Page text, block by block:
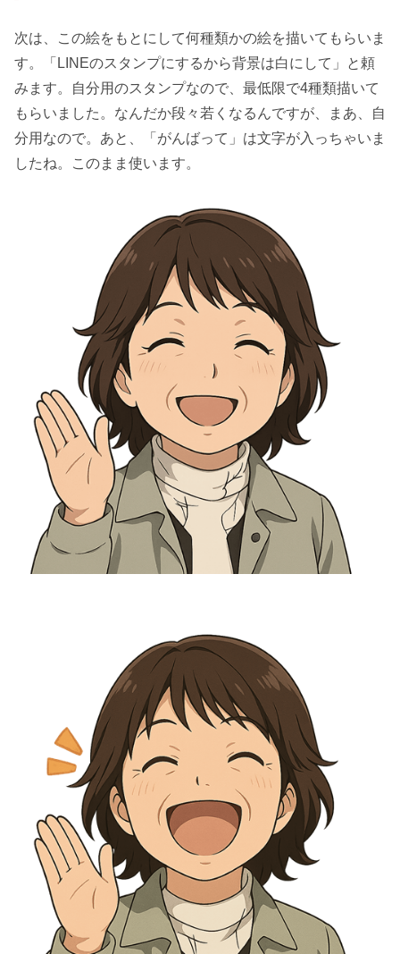
次は、この絵をもとにして何種類かの絵を描いてもらいま
す。「LINEのスタンプにするから背景は白にして」と頼
みます。自分用のスタンプなので、最低限で4種類描いて
もらいました。なんだか段々若くなるんですが、まあ、自
分用なので。あと、「がんばって」は文字が入っちゃいま
したね。このまま使います。